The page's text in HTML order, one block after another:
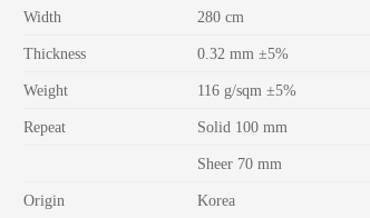
Width 280 cm
Thickness 0.32 mm ±5%
Weight 116 g/sqm ±5%
Repeat Solid 100 mm
Sheer 70 mm
Origin Korea